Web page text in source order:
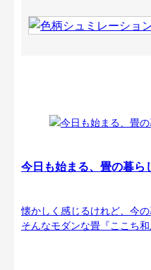
今日も始まる、畳の暮ら
懐かしく感じるけれど、今
そんなモダンな畳『ここち和